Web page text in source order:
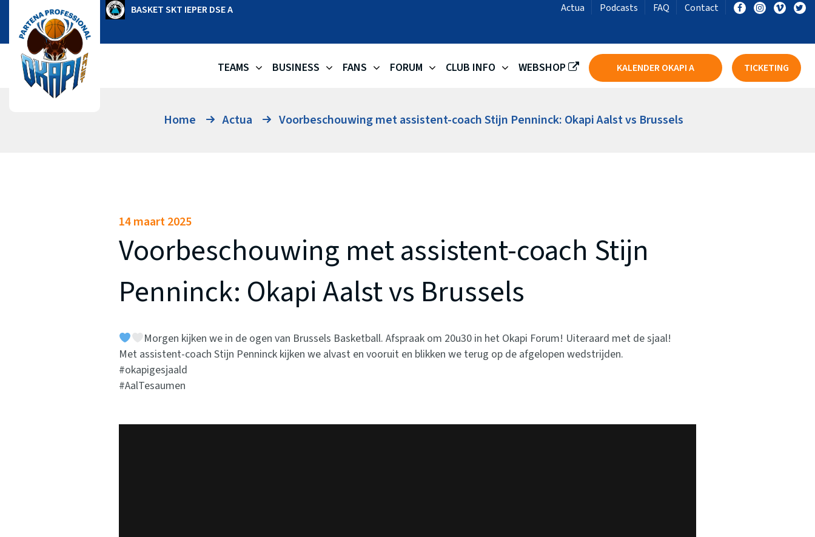
inhoud
OKAPI AALST BASKET SKT IEPER DSE A BASKET SKT IEPER DSE A
Actua Podcasts FAQ Contact
TEAMS BUSINESS FANS FORUM CLUB INFO WEBSHOP KALENDER OKAPI A TICKETING
Home Actua Voorbeschouwing met assistent-coach Stijn Penninck: Okapi Aalst vs Brussels
14 maart 2025
Voorbeschouwing met assistent-coach Stijn
Penninck: Okapi Aalst vs Brussels
Morgen kijken we in de ogen van Brussels Basketball. Afspraak om 20u30 in het Okapi Forum! Uiteraard met de sjaal!
Met assistent-coach Stijn Penninck kijken we alvast en vooruit en blikken we terug op de afgelopen wedstrijden.
#okapigesjaald
#AalTesaumen